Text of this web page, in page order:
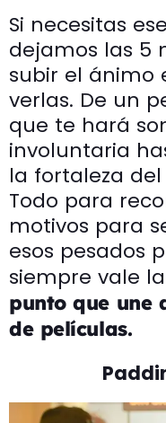
Si necesitas
dejamos las 5
subir el ánimo
verlas. De un
que te hará
involuntaria
la fortaleza
Todo para
motivos para
esos pesados
siempre vale
punto que une
de películas.